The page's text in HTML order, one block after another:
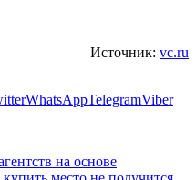
Источник: vc.ru
WhatsAppTelegramViber
на основе